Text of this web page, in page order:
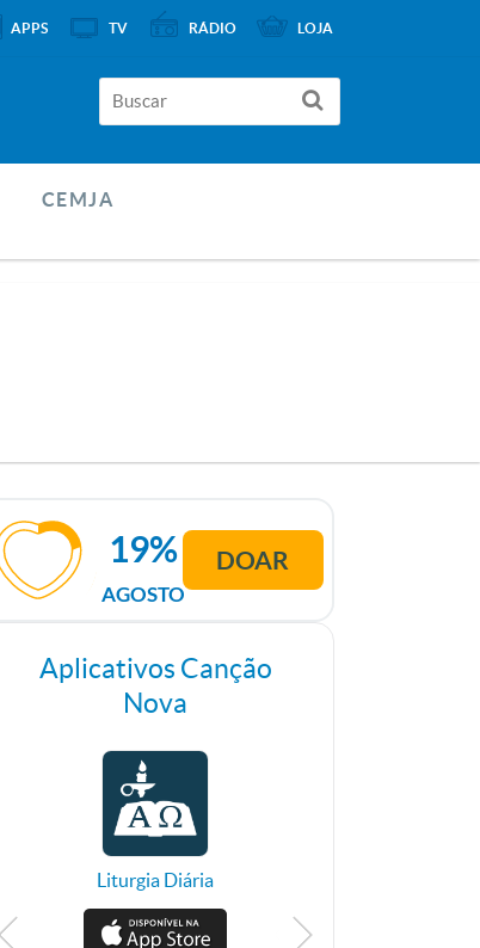
CEMJA
AGOSTO
19% DOAR
Aplicativos Canção
Nova
Liturgia Diária
APPS TV RÁDIO LOJA